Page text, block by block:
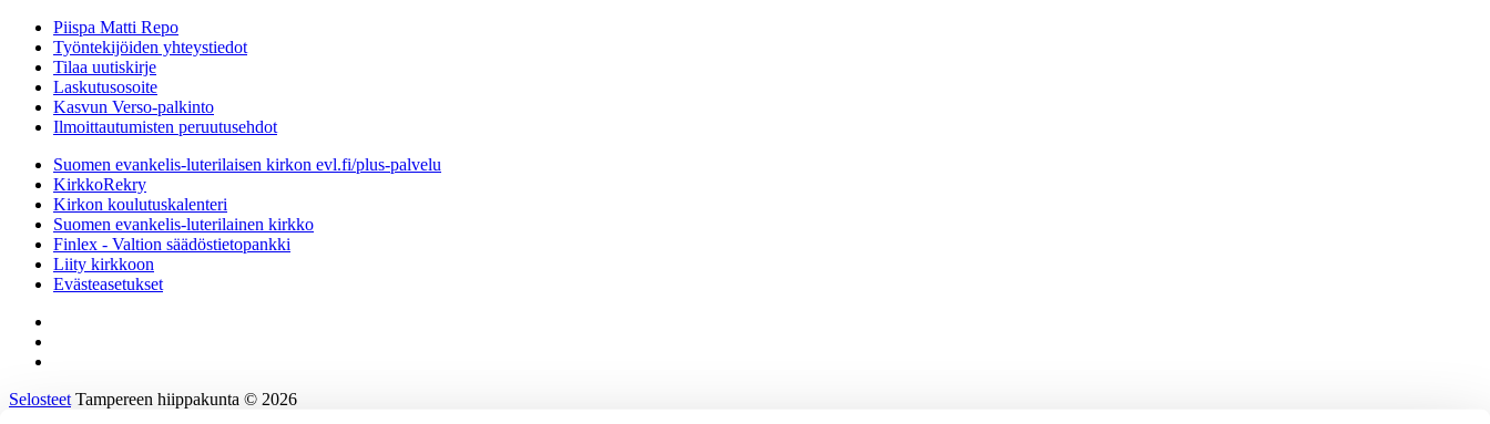
Piispa Matti Repo
Työntekijöiden yhteystiedot
Tilaa uutiskirje
Laskutusosoite
Kasvun Verso-palkinto
Ilmoittautumisten peruutusehdot
Suomen evankelis-luterilaisen kirkon evl.fi/plus-palvelu
KirkkoRekry
Kirkon koulutuskalenteri
Suomen evankelis-luterilainen kirkko
Finlex - Valtion säädöstietopankki
Liity kirkkoon
Evästeasetukset
Selosteet Tampereen hiippakunta © 2026